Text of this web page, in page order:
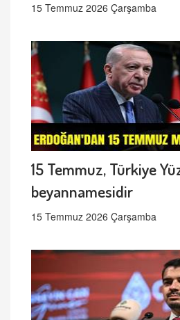
15 Temmuz 2026 Çarşamba
15 Temmuz, Türkiye
beyannamesidir
15 Temmuz 2026 Çarşamba